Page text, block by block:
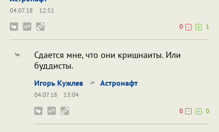
04.07.18
12:51
0
1
Сдается мне, что они кришнаиты. Или
буддисты.
Игорь Кужлев Астронафт
04.07.18
13:04
0
0